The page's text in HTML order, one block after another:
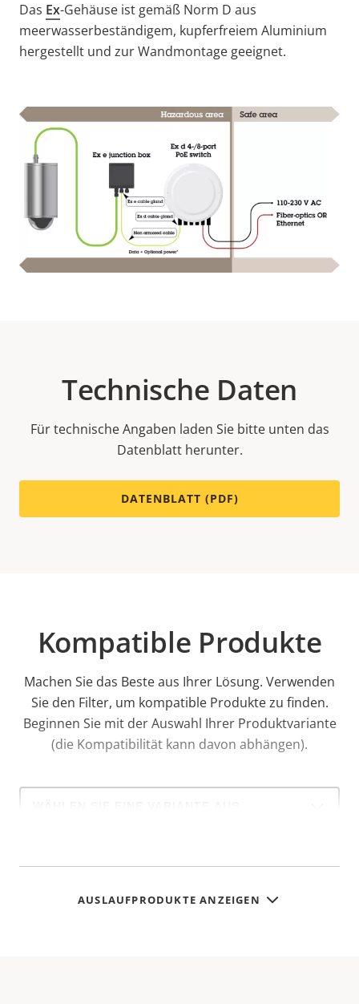
Das Ex-Gehäuse ist gemäß Norm D aus
meerwasserbeständigem, kupferfreiem Aluminium
hergestellt und zur Wandmontage geeignet.
Technische Daten
Für technische Angaben laden Sie bitte unten das
Datenblatt herunter.
DATENBLATT (PDF)
Kompatible Produkte
Machen Sie das Beste aus Ihrer Lösung. Verwenden
Sie den Filter, um kompatible Produkte zu finden.
Beginnen Sie mit der Auswahl Ihrer Produktvariante
(die Kompatibilität kann davon abhängen).
Select
AUSLAUFPRODUKTE ANZEIGEN